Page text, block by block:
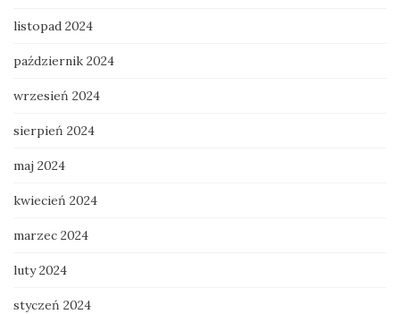
listopad 2024
październik 2024
wrzesień 2024
sierpień 2024
maj 2024
kwiecień 2024
marzec 2024
luty 2024
styczeń 2024